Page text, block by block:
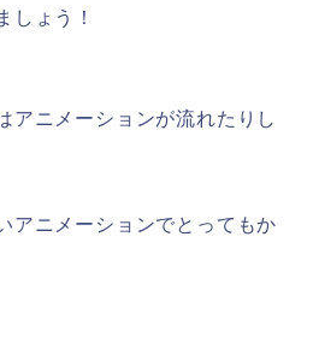
しょう！
アニメーションが流れたりし
アニメーションでとってもか